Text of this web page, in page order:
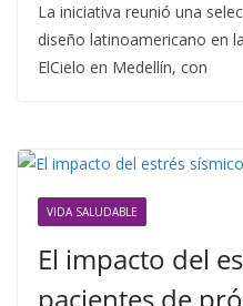
La iniciativa reunió una
diseño latinoamericano en
ElCielo en Medellín, con
VIDA SALUDABLE
El impacto del